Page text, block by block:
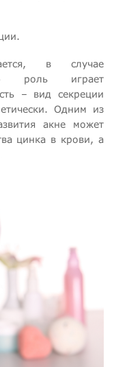
в случае
роль играет
– вид секреции
Одним из
акне может
цинка в крови, а